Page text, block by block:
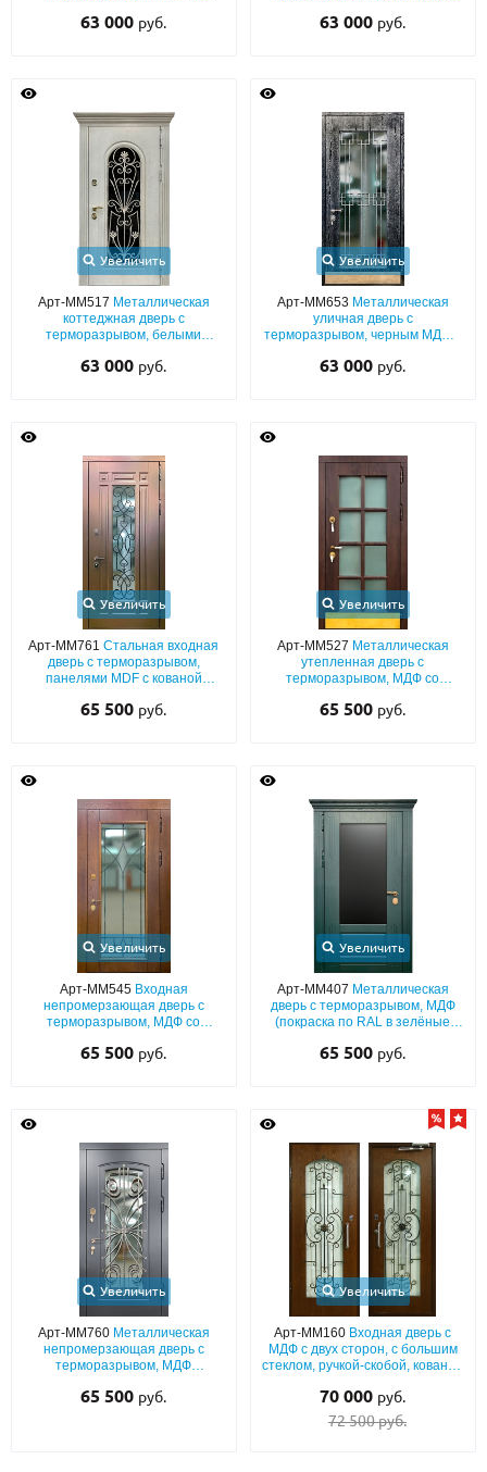
стеклопакетом и длинной
63 000 руб.
ковкой
63 000 руб.
Увеличить
Арт-ММ517 Металлическая
коттеджная дверь с
терморазрывом, белыми
решеткой, большим стеклом и
63 000 руб.
Увеличить
Арт-ММ653 Металлическая
уличная дверь с
терморазрывом, черным МДФ с
стеклопакетом, ковкой и
63 000 руб.
Увеличить
Арт-ММ761Стальная входная
дверь с терморазрывом,
панелями MDF с кованой
стеклом
65 500 руб.
Увеличить
Арт-ММ527 Металлическая
утепленная дверь с
терморазрывом, МДФ со
остеклением и латунным
65 500 руб.
Увеличить
Арт-ММ545 Входная
непромерзающая дверь с
терморазрывом, МДФ со
кованой решёткой
65 500 руб.
Увеличить
Арт-ММ407 Металлическая
дверь с терморазрывом, МДФ
(покраска по RAL в зелёные
карнизом
65 500 руб.
Увеличить
Арт-ММ760 Металлическая
непромерзающая дверь с
терморазрывом, МДФ
большим стеклом и решеткой
65 500 руб.
Увеличить
Арт-ММ160 Входная дверь с
МДФ с двух сторон, с большим
стеклом, ручкой-скобой, кованой
70 000 руб.
72 500 руб.